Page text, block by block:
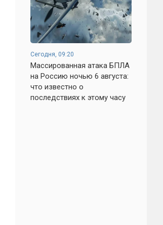
Сегодня, 09:20
Массированная атака БПЛА
на Россию ночью 6 августа:
что известно о
последствиях к этому часу